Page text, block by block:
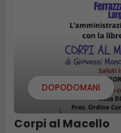
DOPODOMANI
Corpi al Macello